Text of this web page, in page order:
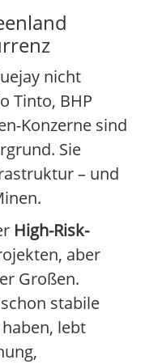
nicht
Tinto, BHP
Konzerne sind
Sie
– und
High-Risk-
aber
Großen.
stabile
lebt